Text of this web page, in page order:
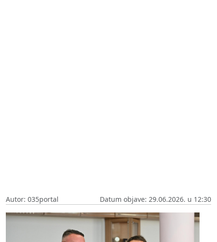
Autor: 035portal Datum objave: 29.06.2026. u 12:30